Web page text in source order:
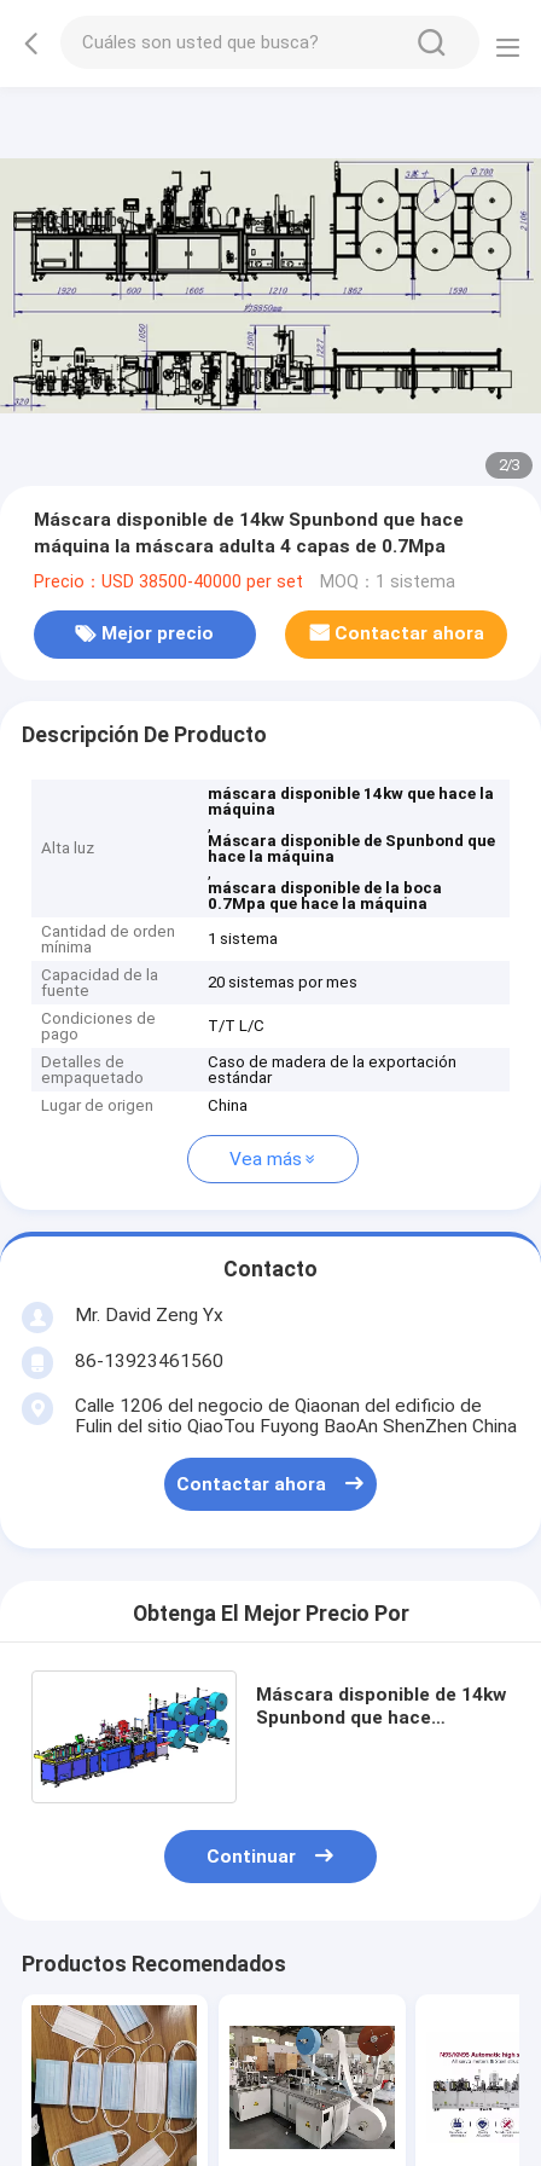
2/3
Máscara disponible de 14kw Spunbond que hace
máquina la máscara adulta 4 capas de 0.7Mpa
Precio：USD 38500-40000 per set MOQ：1 sistema
Mejor precio Contactar ahora
Descripción De Producto
Alta luz
máscara disponible 14kw que hace la
máquina
,
Máscara disponible de Spunbond que
hace la máquina
,
máscara disponible de la boca
0.7Mpa que hace la máquina
Cantidad de orden
mínima
1 sistema
Capacidad de la
fuente
20 sistemas por mes
Condiciones de
pago
T/T L/C
Detalles de
empaquetado
Caso de madera de la exportación
estándar
Lugar de origen
China
Vea más
Contacto
Mr. David Zeng Yx
86-13923461560
Calle 1206 del negocio de Qiaonan del edificio de
Fulin del sitio QiaoTou Fuyong BaoAn ShenZhen China
Contactar ahora
Obtenga El Mejor Precio Por
Máscara disponible de 14kw
Spunbond que hace
Continuar
Productos Recomendados